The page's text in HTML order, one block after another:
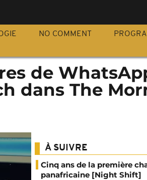
NO COMMENT
de
dans The
À SUIVRE
Cinq ans de la première
panafricaine [Night Shift]